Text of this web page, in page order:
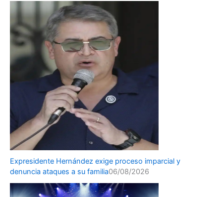
Expresidente Hernández exige proceso imparcial y
denuncia ataques a su familia06/08/2026